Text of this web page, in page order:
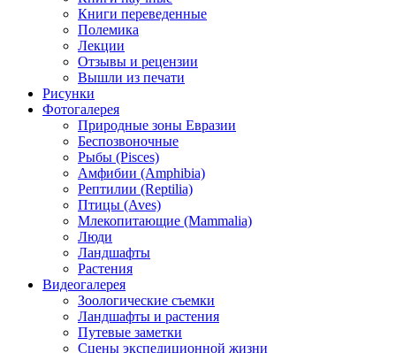
Книги переведенные
Полемика
Лекции
Отзывы и рецензии
Вышли из печати
Рисунки
Фотогалерея
Природные зоны Евразии
Беспозвоночные
Рыбы (Pisces)
Амфибии (Amphibia)
Рептилии (Reptilia)
Птицы (Aves)
Млекопитающие (Mammalia)
Люди
Ландшафты
Растения
Видеогалерея
Зоологические съемки
Ландшафты и растения
Путевые заметки
Сцены экспедиционной жизни